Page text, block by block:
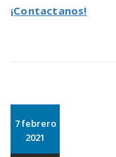
¡Contactanos!
7 febrero
2021